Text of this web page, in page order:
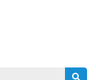
Rechercher